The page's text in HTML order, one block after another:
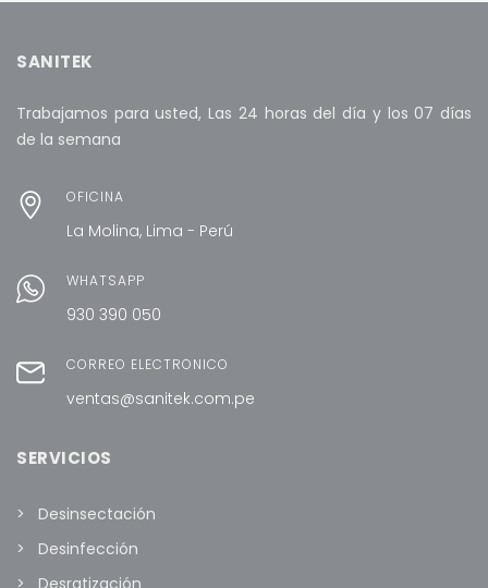
SANITEK
Trabajamos para usted, Las 24 horas del día y los 07 días
de la semana
OFICINA
La Molina, Lima - Perú
WHATSAPP
930 390 050
CORREO ELECTRÓNICO
ventas@sanitek.com.pe
SERVICIOS
Desinsectación
Desinfección
Desratización